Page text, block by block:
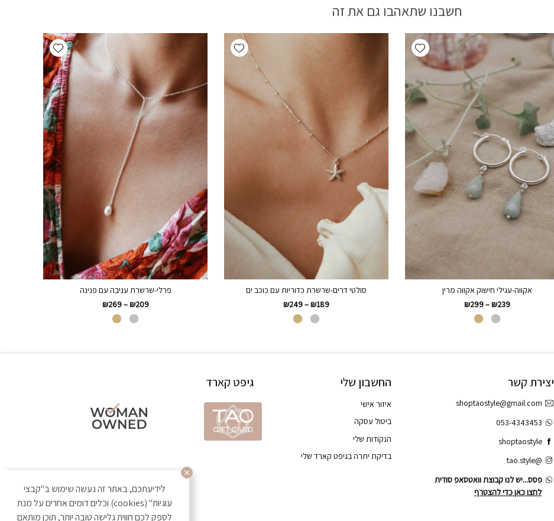
חשבנו שתאהבו גם את זה
Add wishlist
אקווה-עגילי חישוק אקווה מרין
₪239
–
₪299
Add wishlist
סולטי דרים-שרשרת כדוריות עם כוכב ים
₪189
–
₪249
Add wishlist
פרלי-שרשרת עניבה עם פנינה
₪209
–
₪269
החשבון שלי
איזור אישי
ביטול עסקה
הנקודות שלי
בדיקת יתרה בגיפט קארד שלי
יצירת קשר
shoptaostyle@gmail.com
053-4343453
shoptaostyle
@tao.style
פסס...יש לנו קבוצת וואטסאפ סודית
לחצו כאן כדי להצטרף
גיפט קארד
לידיעתכם, באתר זה נעשה שימוש ב"קבצי
עוגיות" (cookies) וכלים דומים אחרים על מנת
לספק לכם חווית גלישה טובה יותר, תוכן מותאם